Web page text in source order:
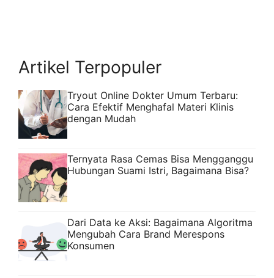
produk atau layanan mereka dengan lebih
mendalam. Algoritma ...Read more
Artikel Terpopuler
Tryout Online Dokter Umum Terbaru:
Cara Efektif Menghafal Materi Klinis
dengan Mudah
Ternyata Rasa Cemas Bisa Mengganggu
Hubungan Suami Istri, Bagaimana Bisa?
Dari Data ke Aksi: Bagaimana Algoritma
Mengubah Cara Brand Merespons
Konsumen